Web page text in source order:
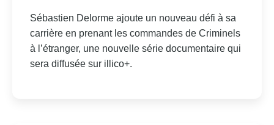
Sébastien Delorme ajoute un nouveau défi à sa
carrière en prenant les commandes de Criminels
à l’étranger, une nouvelle série documentaire qui
sera diffusée sur illico+.